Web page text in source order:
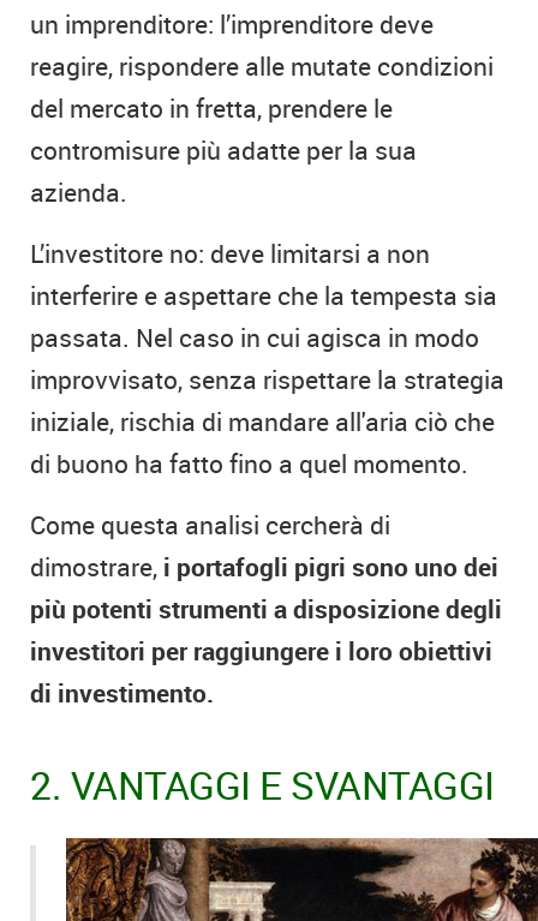
un imprenditore: l’imprenditore deve
reagire, rispondere alle mutate condizioni
del mercato in fretta, prendere le
contromisure più adatte per la sua
azienda.
L’investitore no: deve limitarsi a non
interferire e aspettare che la tempesta sia
passata. Nel caso in cui agisca in modo
improvvisato, senza rispettare la strategia
iniziale, rischia di mandare all'aria ciò che
di buono ha fatto fino a quel momento.
Come questa analisi cercherà di
dimostrare, i portafogli pigri sono uno dei
più potenti strumenti a disposizione degli
investitori per raggiungere i loro obiettivi
di investimento.
2. VANTAGGI E SVANTAGGI